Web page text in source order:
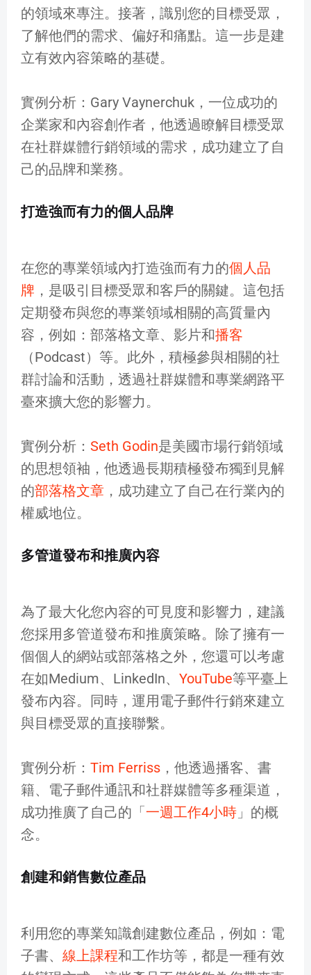
的領域來專注。接著，識別您的目標受眾，
了解他們的需求、偏好和痛點。這一步是建
立有效內容策略的基礎。
實例分析：Gary Vaynerchuk，一位成功的
企業家和內容創作者，他透過瞭解目標受眾
在社群媒體行銷領域的需求，成功建立了自
己的品牌和業務。
打造強而有力的個人品牌
在您的專業領域內打造強而有力的個人品
牌 ，是吸引目標受眾和客戶的關鍵。這包括
定期發布與您的專業領域相關的高質量內
容，例如：部落格文章、影片和播客
（Podcast）等。此外，積極參與相關的社
群討論和活動，透過社群媒體和專業網路平
臺來擴大您的影響力。
實例分析： Seth Godin是美國市場行銷領域
的思想領袖，他透過長期積極發布獨到見解
的部落格文章 ，成功建立了自己在行業內的
權威地位。
多管道發布和推廣內容
為了最大化您內容的可見度和影響力，建議
您採用多管道發布和推廣策略。除了擁有一
個個人的網站或部落格之外，您還可以考慮
在如Medium、LinkedIn、 YouTube等平臺上
發布內容。同時，運用電子郵件行銷來建立
與目標受眾的直接聯繫。
實例分析： Tim Ferriss ，他透過播客、書
籍、電子郵件通訊和社群媒體等多種渠道，
成功推廣了自己的「一週工作4小時 」的概
念。
創建和銷售數位產品
利用您的專業知識創建數位產品，例如：電
子書、 線上課程和工作坊等，都是一種有效